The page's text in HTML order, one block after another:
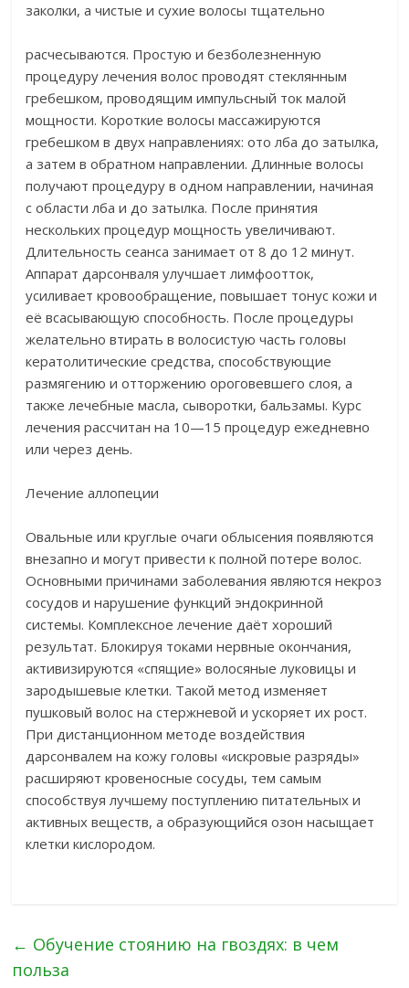
заколки, а чистые и сухие волосы тщательно
расчесываются. Простую и безболезненную
процедуру лечения волос проводят стеклянным
гребешком, проводящим импульсный ток малой
мощности. Короткие волосы массажируются
гребешком в двух направлениях: ото лба до затылка,
а затем в обратном направлении. Длинные волосы
получают процедуру в одном направлении, начиная
с области лба и до затылка. После принятия
нескольких процедур мощность увеличивают.
Длительность сеанса занимает от 8 до 12 минут.
Аппарат дарсонваля улучшает лимфоотток,
усиливает кровообращение, повышает тонус кожи и
её всасывающую способность. После процедуры
желательно втирать в волосистую часть головы
кератолитические средства, способствующие
размягению и отторжению ороговевшего слоя, а
также лечебные масла, сыворотки, бальзамы. Курс
лечения рассчитан на 10—15 процедур ежедневно
или через день.
Лечение аллопеции
Овальные или круглые очаги облысения появляются
внезапно и могут привести к полной потере волос.
Основными причинами заболевания являются некроз
сосудов и нарушение функций эндокринной
системы. Комплексное лечение даёт хороший
результат. Блокируя токами нервные окончания,
активизируются «спящие» волосяные луковицы и
зародышевые клетки. Такой метод изменяет
пушковый волос на стержневой и ускоряет их рост.
При дистанционном методе воздействия
дарсонвалем на кожу головы «искровые разряды»
расширяют кровеносные сосуды, тем самым
способствуя лучшему поступлению питательных и
активных веществ, а образующийся озон насыщает
клетки кислородом.
← Обучение стоянию на гвоздях: в чем
польза